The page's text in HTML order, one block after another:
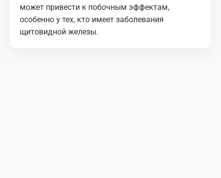
может привести к побочным эффектам,
особенно у тех, кто имеет заболевания
щитовидной железы.